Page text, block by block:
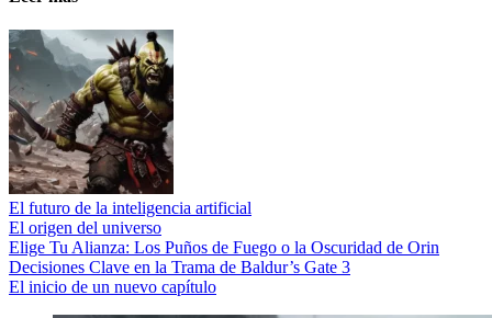
El futuro de la inteligencia artificial
El origen del universo
Elige Tu Alianza: Los Puños de Fuego o la Oscuridad de Orin
Decisiones Clave en la Trama de Baldur’s Gate 3
El inicio de un nuevo capítulo